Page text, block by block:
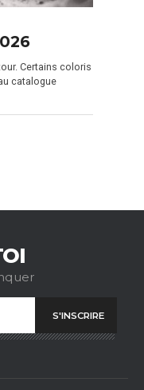
Certains coloris
catalogue